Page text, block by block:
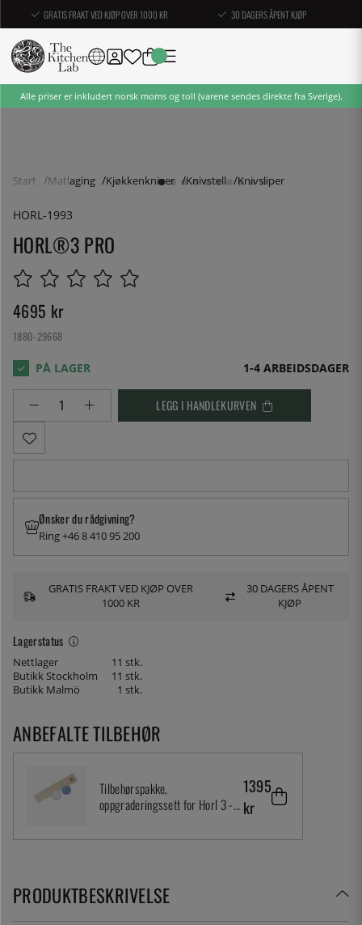
GRATIS FRAKT VED KJØP OVER 1000 KR 30 DAGERS ÅPENT KJØP
Alle priser er inkludert norsk moms og toll (varene sendes direkte fra Sverige).
Start Matlaging Kjøkkenkniver Knivstell Knivsliper
HORL-1993
HORL®3 PRO
4695 kr
1880-29668
1-4 ARBEIDSDAGER
LEGG I HANDLEKURVEN
Lagerstatus
Nettlager
11 stk.
Butikk Stockholm
11 stk.
Butikk Malmö
1 stk.
Ønsker du rådgivning?
Ring +46 8 410 95 200
GRATIS FRAKT VED KJØP OVER
1000 KR
30 DAGERS ÅPENT
KJØP
ANBEFALTE TILBEHØR
Tilbehørspakke,
oppgraderingssett for Horl 3 -
1395
kr
PRODUKTBESKRIVELSE